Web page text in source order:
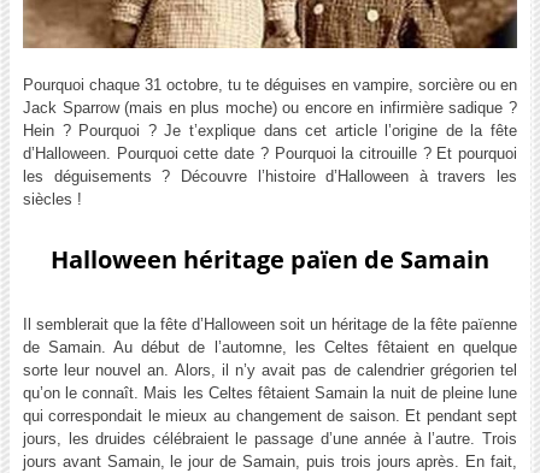
Pourquoi chaque 31 octobre, tu te déguises en vampire, sorcière ou en
Jack Sparrow (mais en plus moche) ou encore en infirmière sadique ?
Hein ? Pourquoi ? Je t’explique dans cet article l’origine de la fête
d’Halloween. Pourquoi cette date ? Pourquoi la citrouille ? Et pourquoi
les déguisements ? Découvre l’histoire d’Halloween à travers les
siècles !
Halloween héritage païen de Samain
Il semblerait que la fête d’Halloween soit un héritage de la fête païenne
de Samain. Au début de l’automne, les Celtes fêtaient en quelque
sorte leur nouvel an. Alors, il n’y avait pas de calendrier grégorien tel
qu’on le connaît. Mais les Celtes fêtaient Samain la nuit de pleine lune
qui correspondait le mieux au changement de saison. Et pendant sept
jours, les druides célébraient le passage d’une année à l’autre. Trois
jours avant Samain, le jour de Samain, puis trois jours après. En fait,